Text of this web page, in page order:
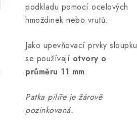
podkladu pomocí ocelových
hmoždinek nebo vrutů.
Jako upevňovací prvky sloupku
se používají otvory o
průměru 11 mm.
Patka pilíře je žárově
pozinkovaná.